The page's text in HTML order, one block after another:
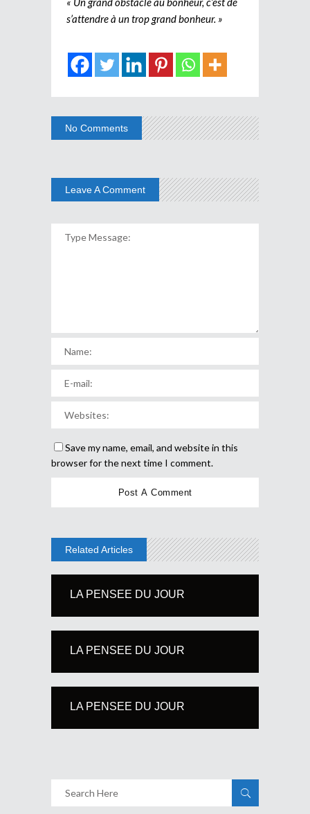
s’attendre à un trop grand bonheur. »
No Comments
Leave A Comment
Save my name, email, and website in this
browser for the next time I comment.
Related Articles
LA PENSEE DU JOUR
LA PENSEE DU JOUR
LA PENSEE DU JOUR